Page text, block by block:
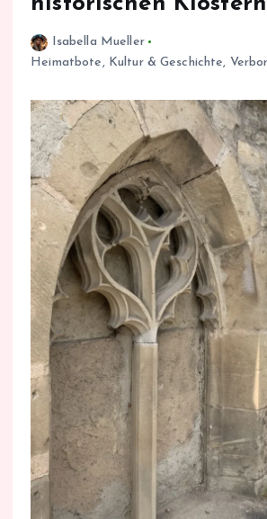
Isabella Mueller
Heimatbote, Kultur & Geschichte,